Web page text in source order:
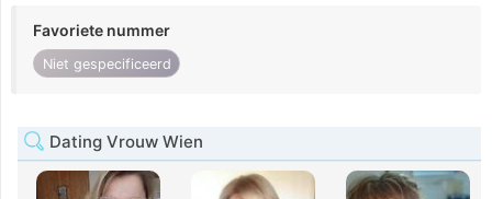
Favoriete nummer
Niet gespecificeerd
Dating Vrouw Wien